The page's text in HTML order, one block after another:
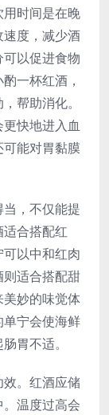
时间是在晚
度，减少酒
以促进食物
一杯红酒，
帮助消化。
快地进入血
能对胃黏膜
，不仅能提
合搭配红
以中和红肉
适合搭配甜
妙的味觉体
宁会使海鲜
胃不适。
。红酒应储
温度过高会